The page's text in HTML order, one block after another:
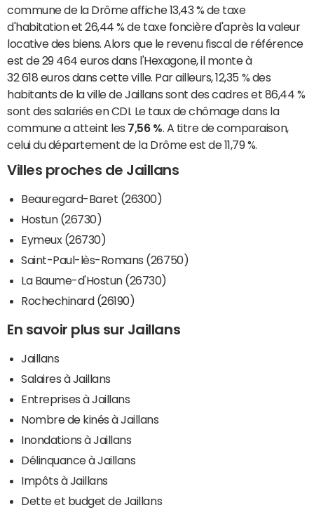
commune de la Drôme affiche 13,43 % de taxe
d'habitation et 26,44 % de taxe foncière d'après la valeur
locative des biens. Alors que le revenu fiscal de référence
est de 29 464 euros dans l'Hexagone, il monte à
32 618 euros dans cette ville. Par ailleurs, 12,35 % des
habitants de la ville de Jaillans sont des cadres et 86,44 %
sont des salariés en CDI. Le taux de chômage dans la
commune a atteint les 7,56 %. A titre de comparaison,
celui du département de la Drôme est de 11,79 %.
Villes proches de Jaillans
Beauregard-Baret (26300)
Hostun (26730)
Eymeux (26730)
Saint-Paul-lès-Romans (26750)
La Baume-d'Hostun (26730)
Rochechinard (26190)
En savoir plus sur Jaillans
Jaillans
Salaires à Jaillans
Entreprises à Jaillans
Nombre de kinés à Jaillans
Inondations à Jaillans
Délinquance à Jaillans
Impôts à Jaillans
Dette et budget de Jaillans